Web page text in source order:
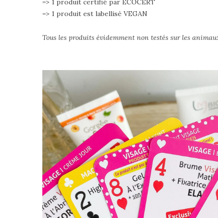
=> 1 produit certifié par ECOCERT
=> 1 produit est labellisé VEGAN
Tous les produits évidemment non testés sur les